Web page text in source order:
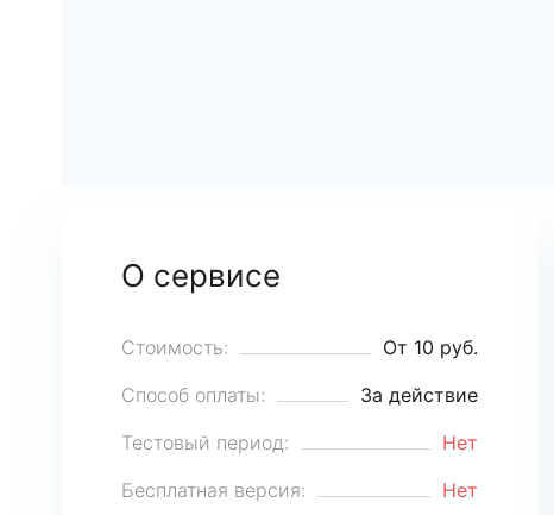
О сервисе
Стоимость:
От 10 руб.
Способ оплаты:
За действие
Тестовый период:
Нет
Бесплатная версия:
Нет